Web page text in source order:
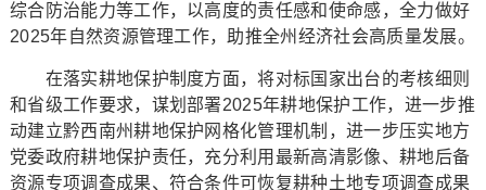
综合防治能力等工作，以高度的责任感和使命感，全力做好
2025年自然资源管理工作，助推全州经济社会高质量发展。
在落实耕地保护制度方面，将对标国家出台的考核细则
和省级工作要求，谋划部署2025年耕地保护工作，进一步推
动建立黔西南州耕地保护网格化管理机制，进一步压实地方
党委政府耕地保护责任，充分利用最新高清影像、耕地后备
资源专项调查成果、符合条件可恢复耕种土地专项调查成果